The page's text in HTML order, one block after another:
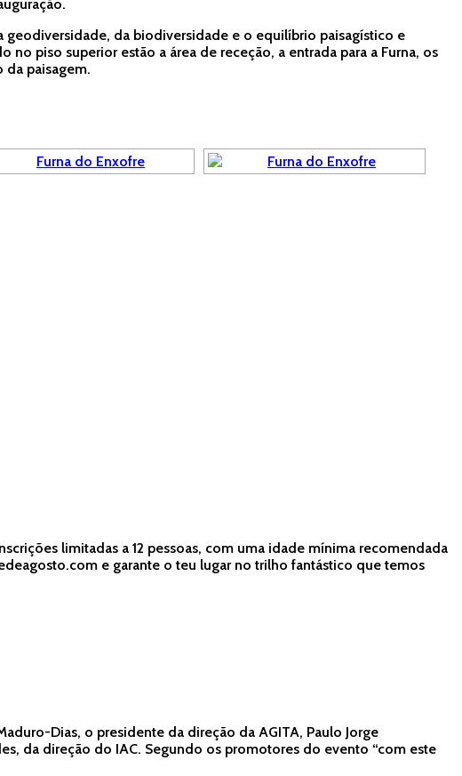
da biodiversidade e o equilíbrio paisagístico e
piso superior estão a área de receção, a entrada para a Furna, os
da paisagem.
limitadas a 12 pessoas, com uma idade mínima recomendada
e garante o teu lugar no trilho fantástico que temos
Dias, o presidente da direção da AGITA, Paulo Jorge
da direção do IAC. Segundo os promotores do evento “com este